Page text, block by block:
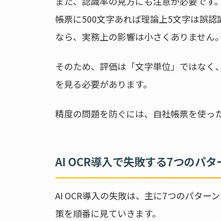
帳票に500文字あれば理論上5文字は誤
なら、実務上の影響は小さくありません
そのため、評価は「文字単位」ではなく
を見る必要があります。
精度の問題を防ぐには、自社帳票を使っ
AI OCR導入で失敗する7つのパタ
AI OCR導入の失敗は、主に7つのパター
策を順番に見ていきます。